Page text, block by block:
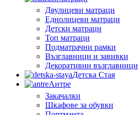
Двулицеви матраци
Еднолицеви матраци
Детски матраци
Топ матраци
Подматрачни рамки
Възглавници и завивки
Декоративни възглавници
Детска Стая
Антре
Закачалки
Шкафове за обувки